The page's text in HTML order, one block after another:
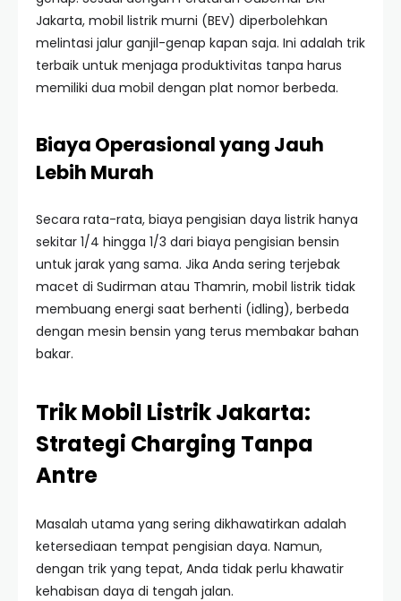
Jakarta, mobil listrik murni (BEV) diperbolehkan
melintasi jalur ganjil-genap kapan saja. Ini adalah trik
terbaik untuk menjaga produktivitas tanpa harus
memiliki dua mobil dengan plat nomor berbeda.
Biaya Operasional yang Jauh
Lebih Murah
Secara rata-rata, biaya pengisian daya listrik hanya
sekitar 1/4 hingga 1/3 dari biaya pengisian bensin
untuk jarak yang sama. Jika Anda sering terjebak
macet di Sudirman atau Thamrin, mobil listrik tidak
membuang energi saat berhenti (idling), berbeda
dengan mesin bensin yang terus membakar bahan
bakar.
Trik Mobil Listrik Jakarta:
Strategi Charging Tanpa
Antre
Masalah utama yang sering dikhawatirkan adalah
ketersediaan tempat pengisian daya. Namun,
dengan trik yang tepat, Anda tidak perlu khawatir
kehabisan daya di tengah jalan.